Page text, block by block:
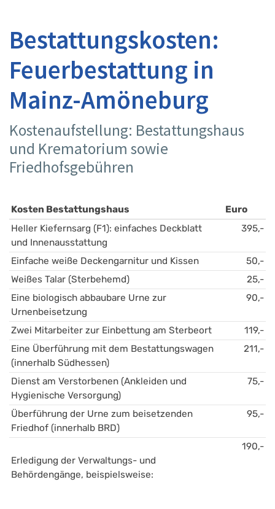
Bestattungskosten:
Feuerbestattung in
Mainz-Amöneburg
Kostenaufstellung: Bestattungshaus
und Krematorium sowie
Friedhofsgebühren
Kosten Bestattungshaus
Euro
Heller Kiefernsarg (F1): einfaches Deckblatt
und Innenausstattung
395,-
Einfache weiße Deckengarnitur und Kissen
50,-
Weißes Talar (Sterbehemd)
25,-
Eine biologisch abbaubare Urne zur
Urnenbeisetzung
90,-
Zwei Mitarbeiter zur Einbettung am Sterbeort
119,-
Eine Überführung mit dem Bestattungswagen
(innerhalb Südhessen)
211,-
Dienst am Verstorbenen (Ankleiden und
Hygienische Versorgung)
75,-
Überführung der Urne zum beisetzenden
Friedhof (innerhalb BRD)
95,-
Erledigung der Verwaltungs- und
Behördengänge, beispielsweise:
190,-